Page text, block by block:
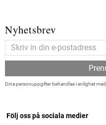
Nyhetsbrev
Dina personuppgifter behandlas i enlighet
Följ oss på sociala medier